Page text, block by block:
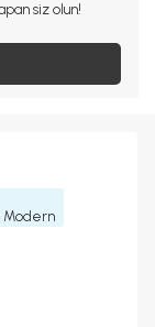
siz olun!
Modern